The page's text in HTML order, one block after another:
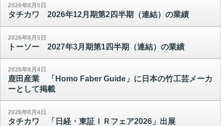
2026年8月5日
タチカワ 2026年12月期第2四半期（連結）の業績
2026年8月5日
トーソー 2027年3月期第1四半期（連結）の業績
2026年8月4日
鹿田産業 「Homo Faber Guide」に日本の竹工芸メーカ
ーとして掲載
2026年8月4日
タチカワ 「日経・東証ＩＲフェア2026」出展